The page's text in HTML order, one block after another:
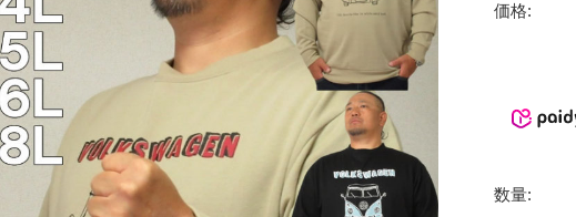
価格:
数量: